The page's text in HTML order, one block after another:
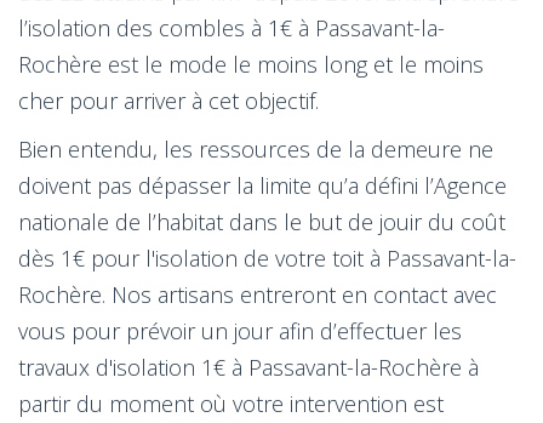
l’isolation des combles à 1€ à Passavant-la-
Rochère est le mode le moins long et le moins
cher pour arriver à cet objectif.
Bien entendu, les ressources de la demeure ne
doivent pas dépasser la limite qu’a défini l’Agence
nationale de l’habitat dans le but de jouir du coût
dès 1€ pour l'isolation de votre toit à Passavant-la-
Rochère. Nos artisans entreront en contact avec
vous pour prévoir un jour afin d’effectuer les
travaux d'isolation 1€ à Passavant-la-Rochère à
partir du moment où votre intervention est